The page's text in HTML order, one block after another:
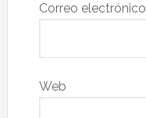
Correo electrónico
Web